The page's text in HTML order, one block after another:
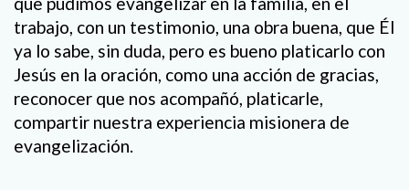
trabajo, con un testimonio, una obra buena, que Él
ya lo sabe, sin duda, pero es bueno platicarlo con
Jesús en la oración, como una acción de gracias,
reconocer que nos acompañó, platicarle,
compartir nuestra experiencia misionera de
evangelización.